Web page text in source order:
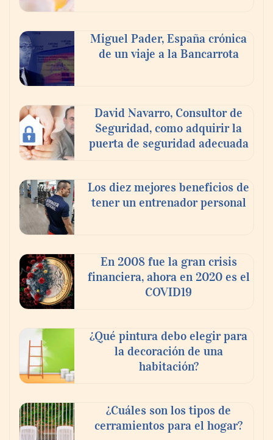
impulsando la colaboración en el sector
marítimo
La omnicanalidad redefine la forma de
Miguel Pader, España crónica
de un viaje a la Bancarrota
David Navarro, Consultor de
Seguridad, como adquirir la
puerta de seguridad adecuada
Los diez mejores beneficios de
tener un entrenador personal
En 2008 fue la gran crisis
financiera, ahora en 2020 es el
COVID19
¿Qué pintura debo elegir para
la decoración de una
habitación?
¿Cuáles son los tipos de
cerramientos para el hogar?